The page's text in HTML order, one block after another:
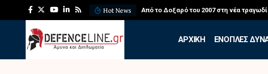
Hot News Από το Δοξαρό του 2007 στη νέα
APXIKH ΕΝΟΠΛΕΣ